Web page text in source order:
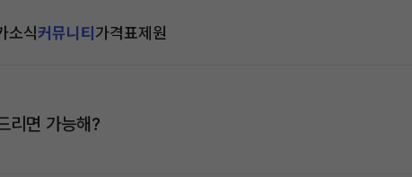
소식커뮤니티가격표제원
리면 가능해?